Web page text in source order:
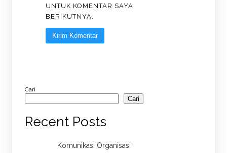
UNTUK KOMENTAR SAYA
BERIKUTNYA.
Cari
Cari
Recent Posts
Komunikasi Organisasi